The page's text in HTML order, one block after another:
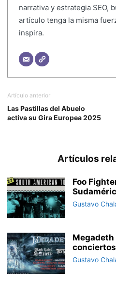
narrativa y estrategia SEO,
artículo tenga la misma
inspira.
Artículo anterior
Las Pastillas del Abuelo
activa su Gira Europea 2025
Artículos
Foo
Gustavo
Gustavo